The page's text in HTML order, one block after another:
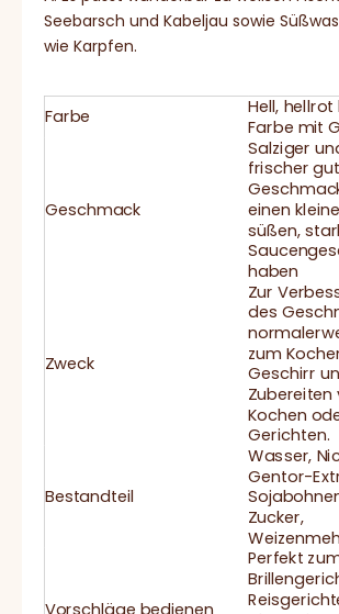
Seebarsch und Kabeljau sowie
wie Karpfen.
Farbe
Hell,
Farbe mit
Geschmack
Salziger
frischer
einen
süßen,
haben
Zweck
Zur
des
zum
Geschirr
Zubereiten
Kochen
Gerichten.
Bestandteil
Wasser,
Gentor-
Zucker,
Vorschläge bedienen
Perfekt